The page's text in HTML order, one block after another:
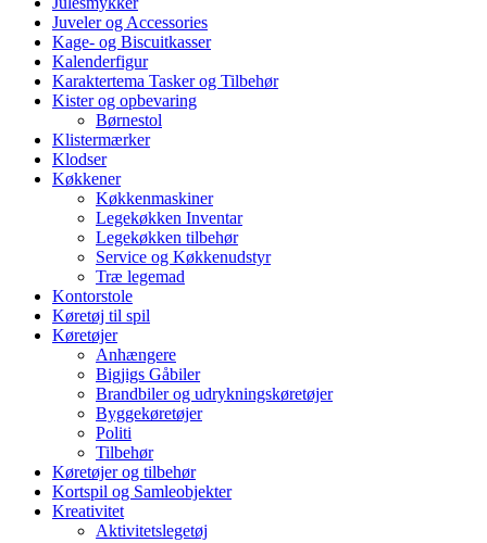
Juveler og Accessories
Kage- og Biscuitkasser
Kalenderfigur
Karaktertema Tasker og Tilbehør
Kister og opbevaring
Børnestol
Klistermærker
Klodser
Køkkener
Køkkenmaskiner
Legekøkken Inventar
Legekøkken tilbehør
Service og Køkkenudstyr
Træ legemad
Kontorstole
Køretøj til spil
Køretøjer
Anhængere
Bigjigs Gåbiler
Brandbiler og udrykningskøretøjer
Byggekøretøjer
Politi
Tilbehør
Køretøjer og tilbehør
Kortspil og Samleobjekter
Kreativitet
Aktivitetslegetøj